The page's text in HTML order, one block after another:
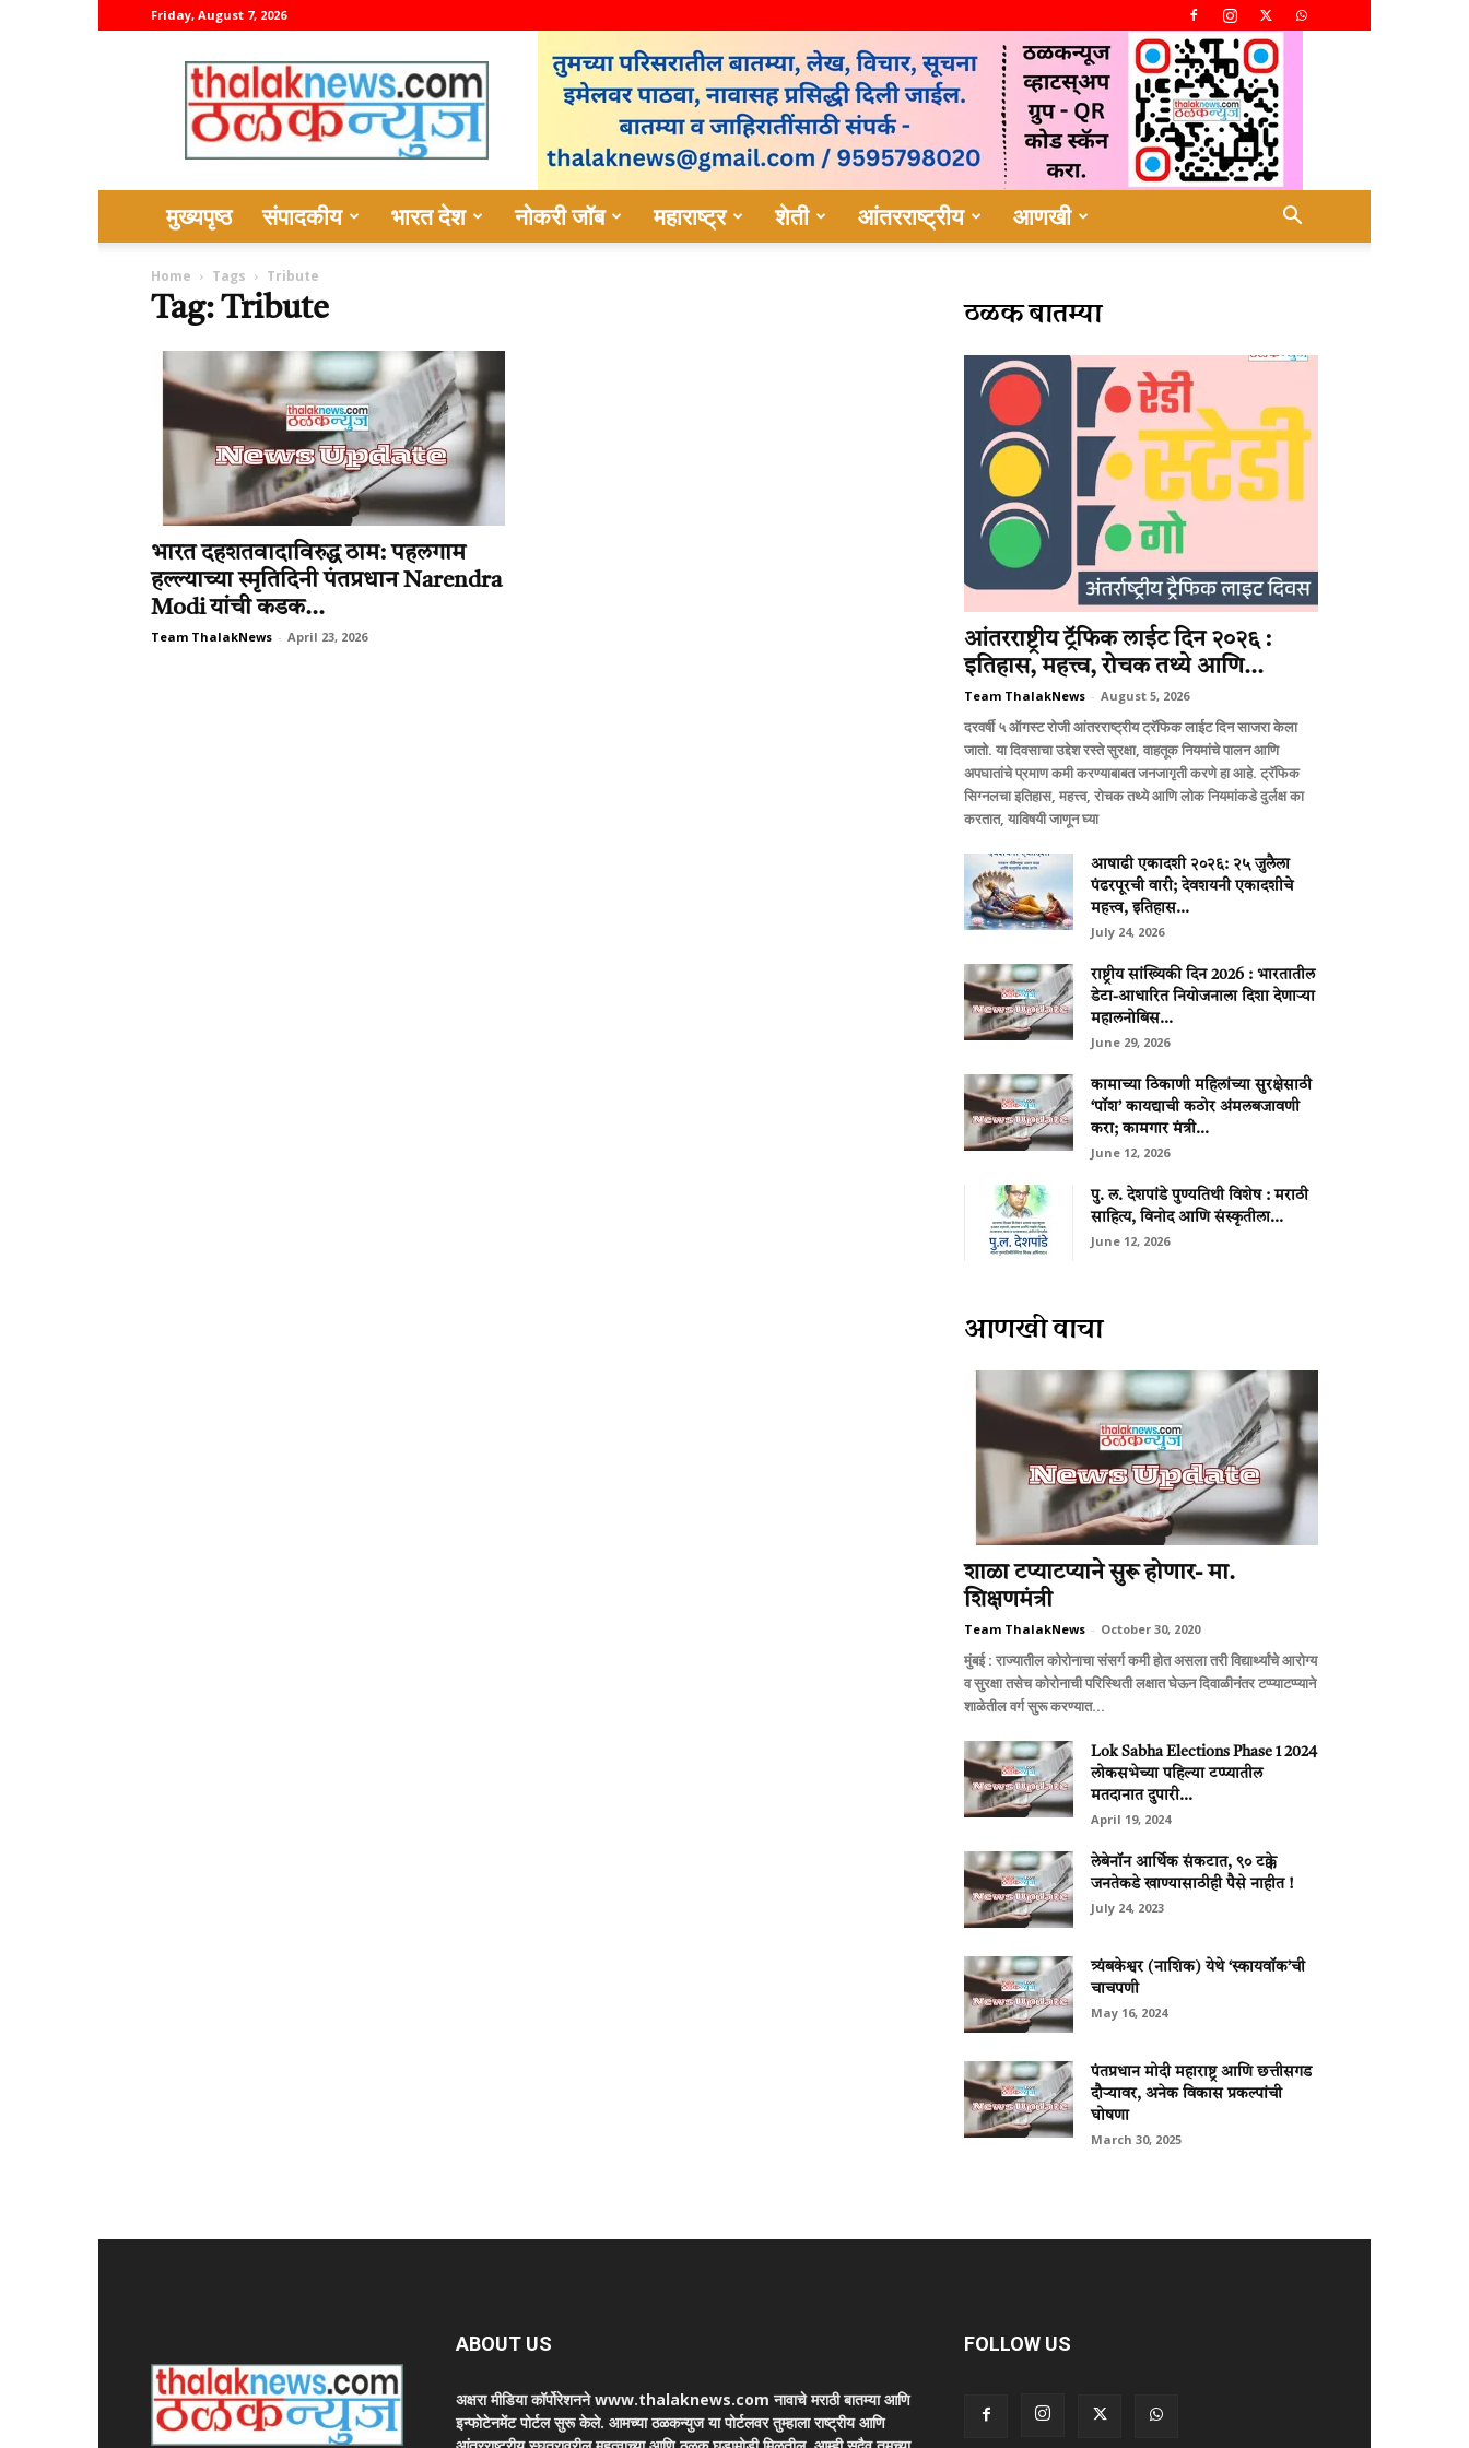
Friday, August 7, 2026
thalaknews
मुख्यपृष्ठ संपादकीय भारत देश नोकरी जॉब महाराष्ट्र शेती आंतरराष्ट्रीय आणखी
Home Tags Tribute
Tag: Tribute
भारत दहशतवादाविरुद्ध ठाम: पहलगाम
हल्ल्याच्या स्मृतिदिनी पंतप्रधान Narendra
Modi यांची कडक...
Team ThalakNews - April 23, 2026
ठळक बातम्या
आंतरराष्ट्रीय ट्रॅफिक लाईट दिन २०२६ :
इतिहास, महत्त्व, रोचक तथ्ये आणि...
Team ThalakNews - August 5, 2026
दरवर्षी ५ ऑगस्ट रोजी आंतरराष्ट्रीय ट्रॅफिक लाईट दिन साजरा केला
जातो. या दिवसाचा उद्देश रस्ते सुरक्षा, वाहतूक नियमांचे पालन आणि
अपघातांचे प्रमाण कमी करण्याबाबत जनजागृती करणे हा आहे. ट्रॅफिक
सिग्नलचा इतिहास, महत्त्व, रोचक तथ्ये आणि लोक नियमांकडे दुर्लक्ष का
करतात, याविषयी जाणून घ्या
आषाढी एकादशी २०२६: २५ जुलैला
पंढरपूरची वारी; देवशयनी एकादशीचे
महत्त्व, इतिहास...
July 24, 2026
राष्ट्रीय सांख्यिकी दिन 2026 : भारतातील
डेटा-आधारित नियोजनाला दिशा देणाऱ्या
महालनोबिस...
June 29, 2026
कामाच्या ठिकाणी महिलांच्या सुरक्षेसाठी
‘पॉश’ कायद्याची कठोर अंमलबजावणी
करा; कामगार मंत्री...
June 12, 2026
पु. ल. देशपांडे पुण्यतिथी विशेष : मराठी
साहित्य, विनोद आणि संस्कृतीला...
June 12, 2026
आणखी वाचा
शाळा टप्याटप्याने सुरू होणार- मा.
शिक्षणमंत्री
Team ThalakNews - October 30, 2020
मुंबई : राज्यातील कोरोनाचा संसर्ग कमी होत असला तरी विद्यार्थ्यांचे आरोग्य
व सुरक्षा तसेच कोरोनाची परिस्थिती लक्षात घेऊन दिवाळीनंतर टप्प्याटप्प्याने
शाळेतील वर्ग सुरू करण्यात...
Lok Sabha Elections Phase 1 2024
लोकसभेच्या पहिल्या टप्प्यातील
मतदानात दुपारी...
April 19, 2024
लेबेनॉन आर्थिक संकटात, ९० टक्के
जनतेकडे खाण्यासाठीही पैसे नाहीत !
July 24, 2023
त्र्यंबकेश्वर (नाशिक) येथे ‘स्कायवॉक’ची
चाचपणी
May 16, 2024
पंतप्रधान मोदी महाराष्ट्र आणि छत्तीसगड
दौऱ्यावर, अनेक विकास प्रकल्पांची
घोषणा
March 30, 2025
ABOUT US
अक्षरा मीडिया कॉर्पोरेशनने www.thalaknews.com नावाचे मराठी बातम्या आणि
इन्फोटेनमेंट पोर्टल सुरू केले. आमच्या ठळकन्युज या पोर्टलवर तुम्हाला राष्ट्रीय आणि
FOLLOW US